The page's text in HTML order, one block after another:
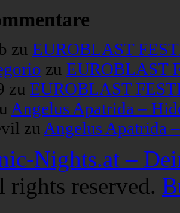
zu EUROBLAST
zu EUROBLAST
zu EUROBLAST
Angelus Apatrida –
zu Angelus Apatrida
Nights.at –
rights reserved.